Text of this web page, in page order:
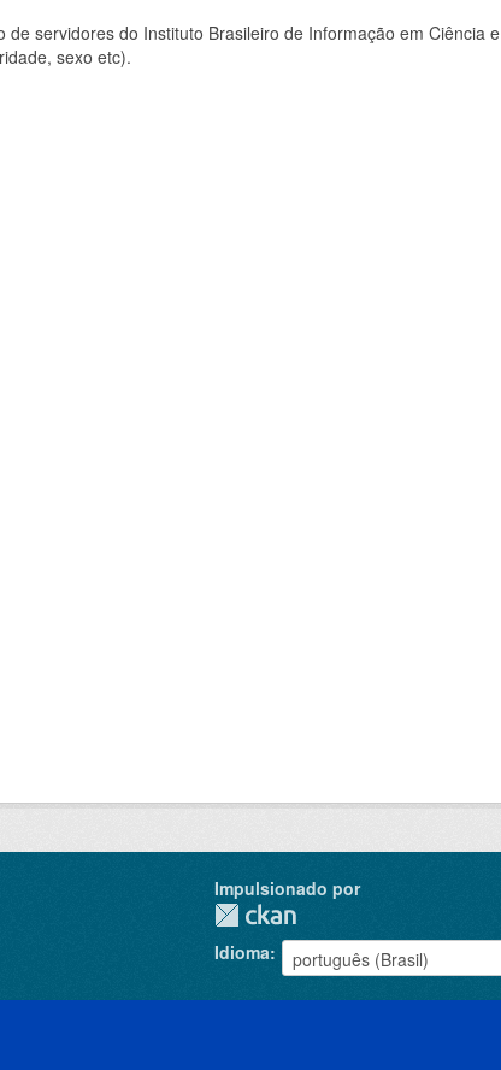
de servidores do Instituto Brasileiro de Informação em Ciência e
sexo etc).
Impulsionado por
Idioma